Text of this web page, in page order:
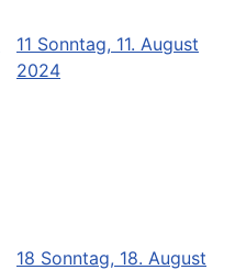
11 Sonntag, 11. August
2024
18 Sonntag, 18. August